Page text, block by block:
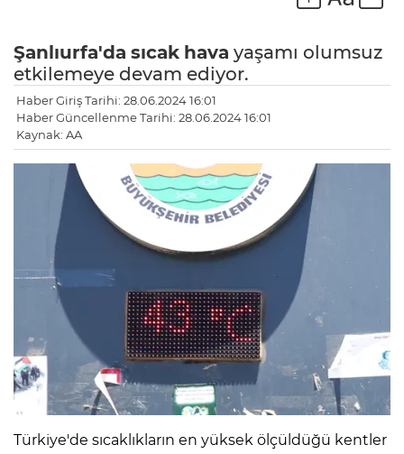
Şanlıurfa'da sıcak hava yaşamı olumsuz
etkilemeye devam ediyor.
Haber Giriş Tarihi: 28.06.2024 16:01
Haber Güncellenme Tarihi: 28.06.2024 16:01
Kaynak: AA
Türkiye'de sıcaklıkların en yüksek ölçüldüğü kentler